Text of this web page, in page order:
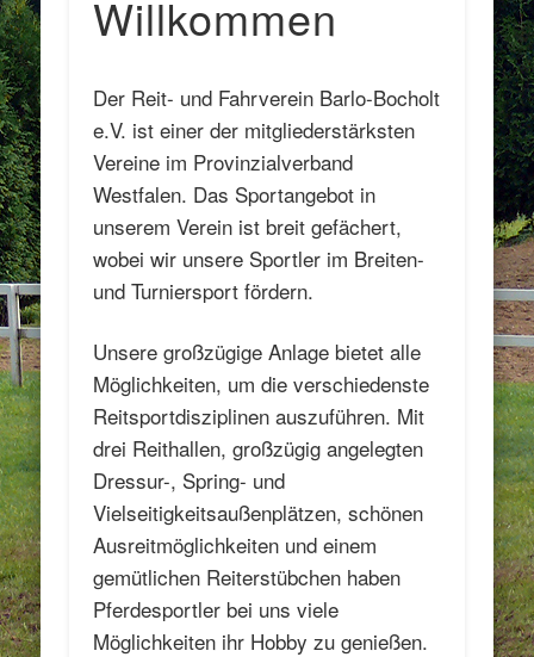
Willkommen
Der Reit- und Fahrverein Barlo-Bocholt
e.V. ist einer der mitgliederstärksten
Vereine im Provinzialverband
Westfalen. Das Sportangebot in
unserem Verein ist breit gefächert,
wobei wir unsere Sportler im Breiten-
und Turniersport fördern.
Unsere großzügige Anlage bietet alle
Möglichkeiten, um die verschiedenste
Reitsportdisziplinen auszuführen. Mit
drei Reithallen, großzügig angelegten
Dressur-, Spring- und
Vielseitigkeitsaußenplätzen, schönen
Ausreitmöglichkeiten und einem
gemütlichen Reiterstübchen haben
Pferdesportler bei uns viele
Möglichkeiten ihr Hobby zu genießen.